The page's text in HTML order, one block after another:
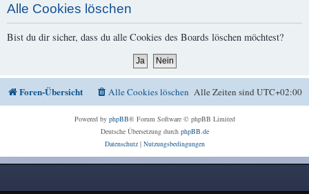
Alle Cookies löschen
Bist du dir sicher, dass du alle Cookies des Boards löschen möchtest?
Foren-Übersicht Alle Zeiten sindUTC+02:00
Alle Cookies löschen
Powered by phpBB® Forum Software © phpBB Limited
Deutsche Übersetzung durch phpBB.de
Datenschutz| Nutzungsbedingungen